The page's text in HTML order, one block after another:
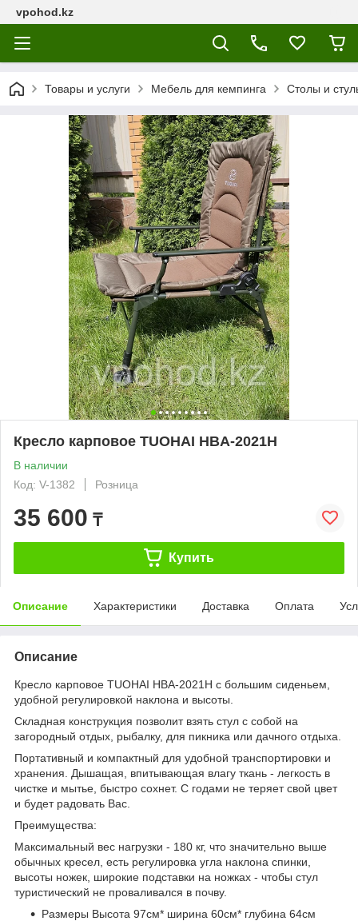
vpohod.kz
Товары и услуги Мебель для кемпинга Столы и
Кресло карповое TUOHAI HBA-2021Н
В наличии
Код: V-1382
Розница
35 600 ₸
Купить
Описание Характеристики Доставка Оплата
Описание
Кресло карповое TUOHAI HBA-2021Н с большим сиденьем,
удобной регулировкой наклона и высоты.
Складная конструкция позволит взять стул с собой на
загородный отдых, рыбалку, для пикника или дачного отдыха.
Портативный и компактный для удобной транспортировки и
хранения. Дышащая, впитывающая влагу ткань - легкость в
чистке и мытье, быстро сохнет. С годами не теряет свой цвет
и будет радовать Вас.
Преимущества:
Максимальный вес нагрузки - 180 кг, что значительно выше
обычных кресел, есть регулировка угла наклона спинки,
высоты ножек, широкие подставки на ножках - чтобы стул
туристический не проваливался в почву.
Размеры Высота 97см* ширина 60см* глубина 64см